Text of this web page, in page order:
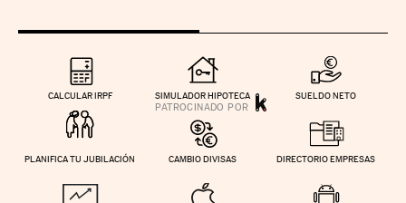
CALCULAR IRPF SIMULADOR HIPOTECA SUELDO NETO
PLANIFICA TU JUBILACIÓN CAMBIO DIVISAS DIRECTORIO EMPRESAS